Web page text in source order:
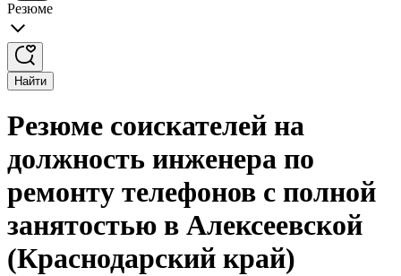
Резюме
Найти
Резюме соискателей на
должность инженера по
ремонту телефонов с полной
занятостью в Алексеевской
(Краснодарский край)